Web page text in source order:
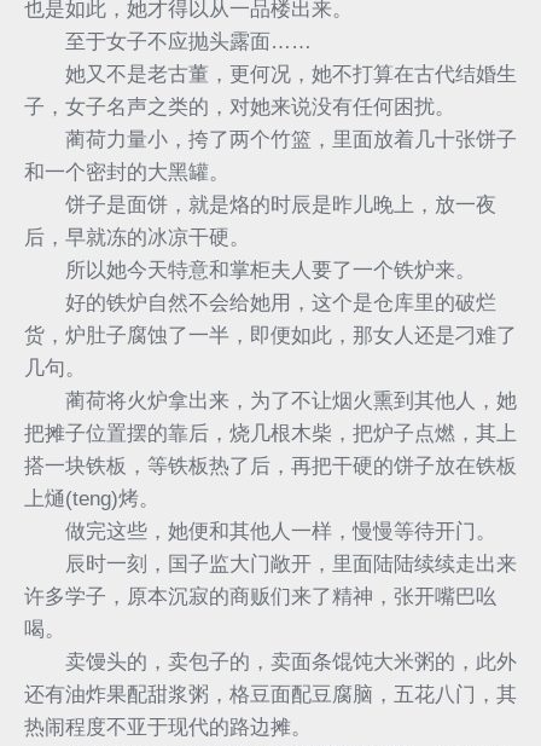
也是如此，她才得以从一品楼出来。
至于女子不应抛头露面……
她又不是老古董，更何况，她不打算在古代结婚生
子，女子名声之类的，对她来说没有任何困扰。
蔺荷力量小，挎了两个竹篮，里面放着几十张饼子
和一个密封的大黑罐。
饼子是面饼，就是烙的时辰是昨儿晚上，放一夜
后，早就冻的冰凉干硬。
所以她今天特意和掌柜夫人要了一个铁炉来。
好的铁炉自然不会给她用，这个是仓库里的破烂
货，炉肚子腐蚀了一半，即便如此，那女人还是刁难了
几句。
蔺荷将火炉拿出来，为了不让烟火熏到其他人，她
把摊子位置摆的靠后，烧几根木柴，把炉子点燃，其上
搭一块铁板，等铁板热了后，再把干硬的饼子放在铁板
上熥(teng)烤。
做完这些，她便和其他人一样，慢慢等待开门。
辰时一刻，国子监大门敞开，里面陆陆续续走出来
许多学子，原本沉寂的商贩们来了精神，张开嘴巴吆
喝。
卖馒头的，卖包子的，卖面条馄饨大米粥的，此外
还有油炸果配甜浆粥，格豆面配豆腐脑，五花八门，其
热闹程度不亚于现代的路边摊。